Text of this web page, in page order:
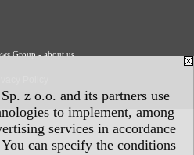
z o.o. and its partners use
to implement, among
services in accordance
can specify the conditions
Group - about us